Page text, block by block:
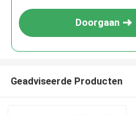
Doorgaan
Geadviseerde Producten